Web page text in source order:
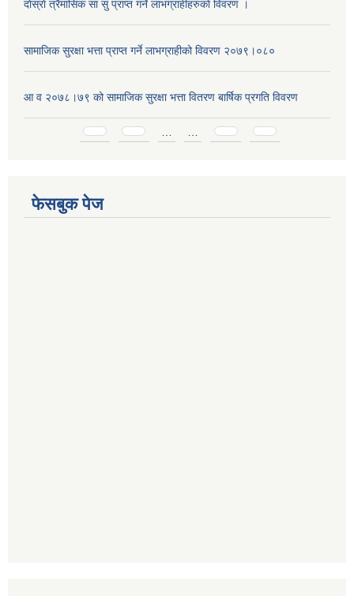
दाेस्राे त्रैमासिक सा सु प्राप्त गर्ने लाभग्राहीहरुकाे विवरण ।
सामाजिक सुरक्षा भत्ता प्राप्त गर्ने लाभग्राहीको विवरण २०७९।०८०
आ व २०७८।७९ को सामाजिक सुरक्षा भत्ता वितरण बार्षिक प्रगति विवरण
Pages
फेसबुक पेज